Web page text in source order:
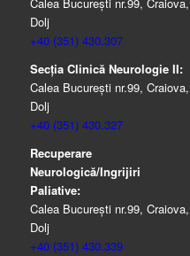
Dolj
+40 (351) 430.307
Secția Clinică Neurologie II:
Calea București nr.99, Craiova,
Dolj
+40 (351) 430.327
Recuperare
Neurologică/Ingrijiri
Paliative:
Calea București nr.99, Craiova,
Dolj
+40 (351) 430.339